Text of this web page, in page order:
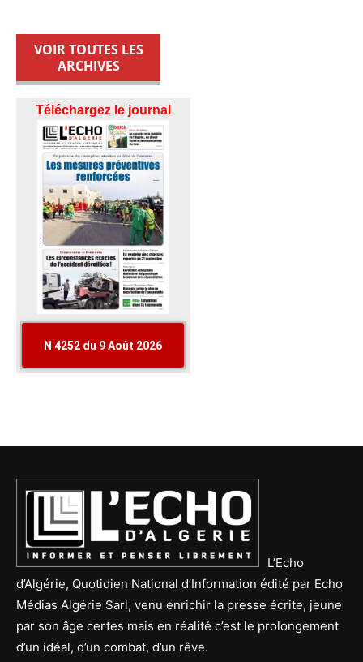
VOIR TOUTES LES
ARCHIVES
L’Echo
d’Algérie, Quotidien National d’Information édité par Echo
Médias Algérie Sarl, venu enrichir la presse écrite, jeune
par son âge certes mais en réalité c’est le prolongement
d’un idéal, d’un combat, d’un rêve.